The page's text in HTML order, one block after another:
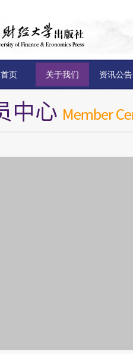
首页 关于我们 资讯公告